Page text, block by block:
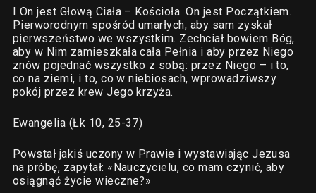
I On jest Głową Ciała – Kościoła. On jest Początkiem.
Pierworodnym spośród umarłych, aby sam zyskał
pierwszeństwo we wszystkim. Zechciał bowiem Bóg,
aby w Nim zamieszkała cała Pełnia i aby przez Niego
znów pojednać wszystko z sobą: przez Niego – i to,
co na ziemi, i to, co w niebiosach, wprowadziwszy
pokój przez krew Jego krzyża.
Ewangelia (Łk 10, 25-37)
Powstał jakiś uczony w Prawie i wystawiając Jezusa
na próbę, zapytał: «Nauczycielu, co mam czynić, aby
osiągnąć życie wieczne?»